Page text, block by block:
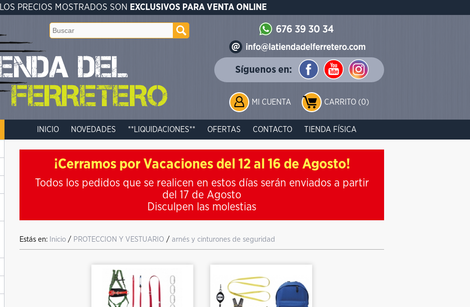
LOS PRECIOS MOSTRADOS SON EXCLUSIVOS PARA VENTA ONLINE
Síguenos en:
MI CUENTA CARRITO (0)
INICIO NOVEDADES **LIQUIDACIONES** OFERTAS CONTACTO TIENDA FÍSICA
¡Cerramos por Vacaciones del 12 al 16 de Agosto!
Todos los pedidos que se realicen en estos días serán enviados a partir
del 17 de Agosto
Disculpen las molestias
Estás en: Inicio / PROTECCION Y VESTUARIO / arnés y cinturones de seguridad